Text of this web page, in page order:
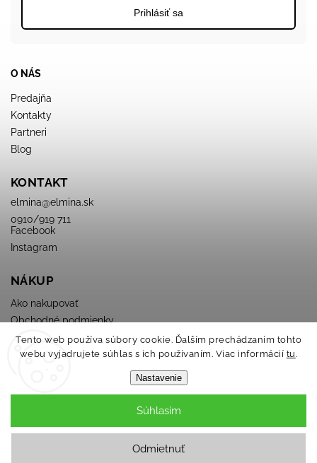
Tento web používa súbory cookie. Ďalším prechádzaním tohto
webu vyjadrujete súhlas s ich používaním. Viac informácií tu.
Nastavenie
Odmietnuť
Súhlasím
O NÁS
Predajňa
Kontakty
Partneri
Blog
KONTAKT
elmina@elmina.sk
0910/919 711
Facebook
Instagram
NÁKUP
Ako nakupovať
Obchodné podmienky
Podmienky ochrany osobných údajov
Prihlásiť sa
Copyright 2026ELMINA. Všetky práva vyhradené.